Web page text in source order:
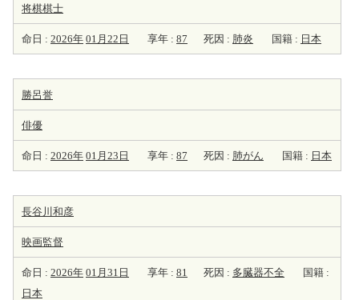
将棋棋士
命日 : 2026年 01月22日 享年 : 87 死因 : 肺炎 国籍 : 日本
勝呂誉
俳優
命日 : 2026年 01月23日 享年 : 87 死因 : 肺がん 国籍 : 日本
長谷川和彦
映画監督
命日 : 2026年 01月31日 享年 : 81 死因 : 多臓器不全
国籍 :
日本